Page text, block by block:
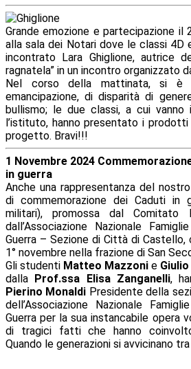
Grande emozione e partecipazione il
alla sala dei Notari dove le classi 4D
incontrato Lara Ghiglione, autrice
ragnatela” in un incontro organizzato
Nel corso della mattinata, si è
emancipazione, di disparità di
bullismo; le due classi, a cui
l’istituto, hanno presentato i
progetto. Bravi!!!
1 Novembre 2024
in guerra
Anche una rappresentanza del
di commemorazione dei Caduti in
militari), promossa dal
dall’Associazione Nazionale
Guerra – Sezione di Città di
1° novembre nella frazione di San
Gli studenti Matteo Mazzoni e
dalla Prof.ssa Elisa Zanganelli,
Pierino Monaldi Presidente della
dell’Associazione Nazionale
Guerra per la sua instancabile opera
di tragici fatti che hanno
Quando le generazioni si avvicinano